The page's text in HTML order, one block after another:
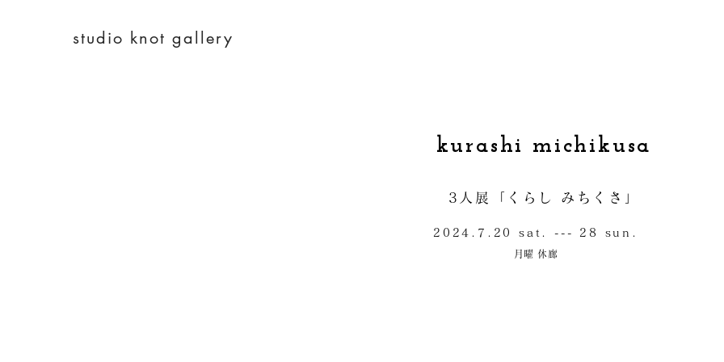
studio knot gallery
kurashi michikusa
3人展「くらし みちくさ」
2024.7.20 sat. --- 28 sun.
月 曜 休廊